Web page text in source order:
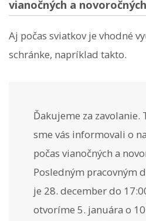
vianočných a
Aj počas sviatkov je vhodné
schránke, napríklad takto.
Ďakujeme za zavolanie.
sme vás informovali o
počas vianočných a
Posledným pracovným
je 28. december do
otvoríme 5. januára o